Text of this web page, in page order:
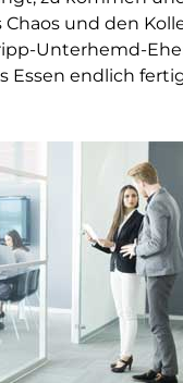
Chaos und den
Unterhemd-
Essen endlich